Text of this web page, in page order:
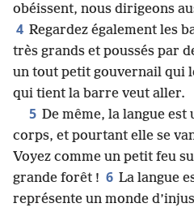
obéissent, nous dirigeons
4 Regardez également les
très grands et poussés par
un tout petit gouvernail qui
qui tient la barre veut aller.
5 De même, la langue
corps, et pourtant elle se
Voyez comme un petit feu
grande forêt ! 6 La langue
représente un monde